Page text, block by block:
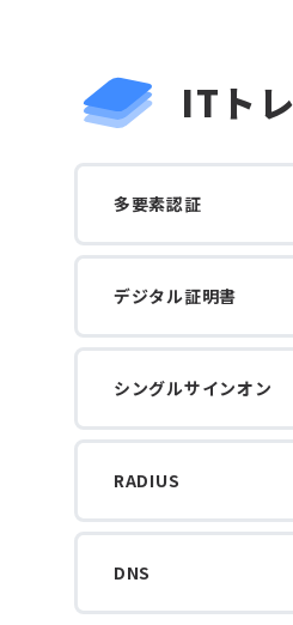
ITト
多要素認証
デジタル証明書
シングルサインオン
RADIUS
DNS